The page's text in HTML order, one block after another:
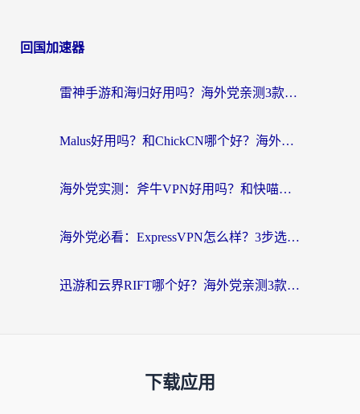
回国加速器
雷神手游和海归好用吗？海外党亲测3款热门回国加速器+番茄加速器深度体验
Malus好用吗？和ChickCN哪个好？海外党亲测：选对回国加速器，追剧游戏不卡顿
海外党实测：斧牛VPN好用吗？和快喵VPN对比哪个回国效果更好？附3款热门加速器深度分析
海外党必看：ExpressVPN怎么样？3步选对回国加速器，无缝刷国内剧玩手游
迅游和云界RIFT哪个好？海外党亲测3款回国加速器，教你无缝刷国内剧玩游戏
下载应用